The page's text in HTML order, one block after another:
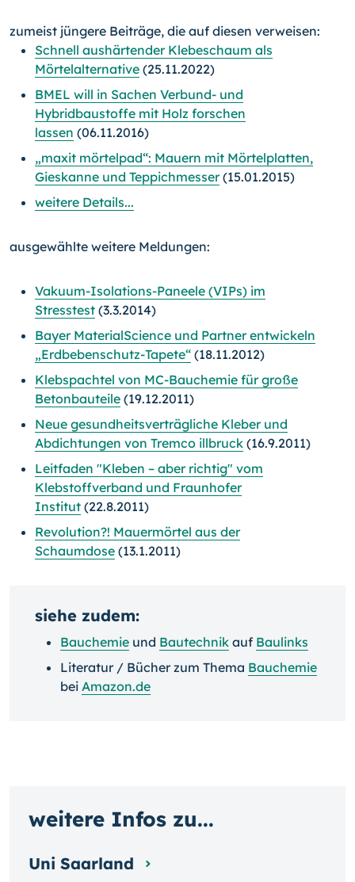
zumeist jüngere Beiträge, die auf diesen verweisen:
Schnell aushärtender Klebeschaum als
Mörtelalternative (25.11.2022)
BMEL will in Sachen Verbund- und
Hybridbaustoffe mit Holz forschen
lassen (06.11.2016)
„maxit mörtelpad“: Mauern mit Mörtelplatten,
Gieskanne und Teppichmesser(15.01.2015)
weitere Details...
ausgewählte weitere Meldungen:
Vakuum-Isolations-Paneele (VIPs) im
Stresstest (3.3.2014)
Bayer MaterialScience und Partner entwickeln
„Erdbebenschutz-Tapete“ (18.11.2012)
Klebspachtel von MC-Bauchemie für große
Betonbauteile (19.12.2011)
Neue gesundheitsverträgliche Kleber und
Abdichtungen von Tremco illbruck (16.9.2011)
Leitfaden "Kleben – aber richtig" vom
Klebstoffverband und Fraunhofer
Institut (22.8.2011)
Revolution?! Mauermörtel aus der
Schaumdose (13.1.2011)
siehe zudem:
Bauchemie und Bautechnik auf Baulinks
Literatur / Bücher zum Thema Bauchemie
bei Amazon.de
weitere Infos zu...
Uni Saarland